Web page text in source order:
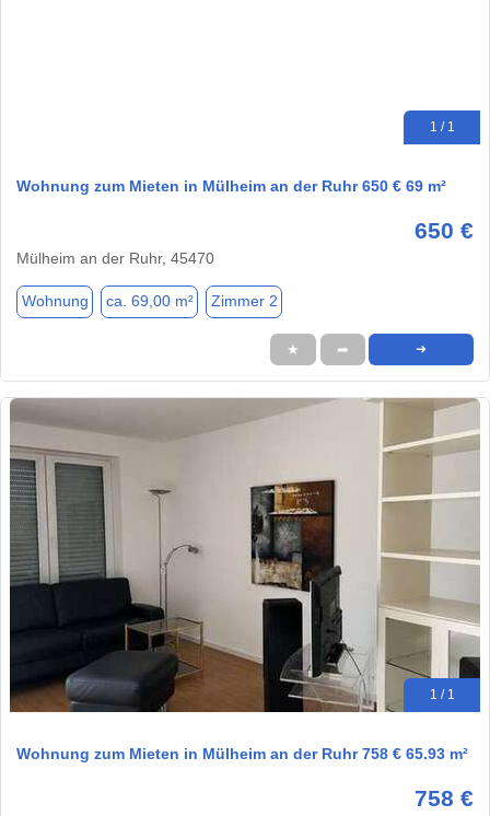
1 / 1
Wohnung zum Mieten in Mülheim an der Ruhr 650 € 69 m²
650 €
Mülheim an der Ruhr, 45470
Wohnung ca. 69,00 m² Zimmer 2
★ ➦ ➜
1 / 1
Wohnung zum Mieten in Mülheim an der Ruhr 758 € 65.93 m²
758 €